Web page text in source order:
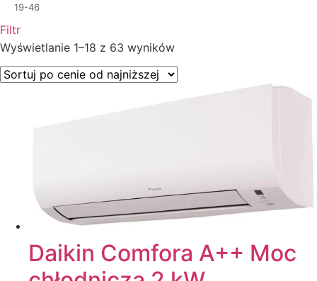
19-46
Filtr
Price filter
Wyszukiwanie tekstowe
Kategorie produktów
Wyświetlanie 1–18 z 63 wyników
Daikin Comfora A++ Moc